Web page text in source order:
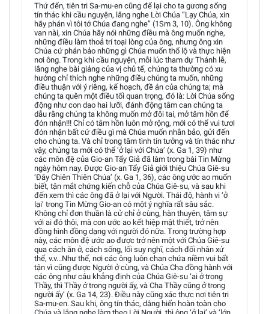
Thứ đến, tiên tri Sa-mu-en cũng để lại cho ta gương sống
tín thác khi cầu nguyện, lắng nghe Lời Chúa “Lạy Chúa, xin
hãy phán vì tôi tớ Chúa đang nghe” (1Sm 3, 10). Ông không
van nài, xin Chúa hãy nói những điều mà ông muốn nghe,
những điều làm thoả trí toại lòng của ông, nhưng ông xin
Chúa cứ phán bảo những gì Chúa muốn thổ lộ và thực hiện
nơi ông. Trong khi cầu nguyện, mỗi lúc tham dự Thánh lễ,
lắng nghe bài giảng của vị chủ tế, chúng ta thường có xu
hướng chỉ thích nghe những điều chúng ta muốn, những
điều thuận với ý riêng, kế hoạch, đề án của chúng ta; mà
chúng ta quên một điều tối quan trọng, đó là: Lời Chúa sống
động như con dao hai lưỡi, đánh động tâm can chúng ta
dẫu rằng chúng ta không muốn mở đôi tai, mở tâm hồn để
đón nhận!!! Chỉ có tâm hồn luôn mở rộng, mới có thể vui tươi
đón nhận bất cứ điều gì mà Chúa muốn nhắn bảo, gửi đến
cho chúng ta. Và chỉ trong tâm tình tin tưởng và tín thác như
vậy, chúng ta mới có thể ‘ở lại với Chúa’ (x. Ga 1, 39) như
các môn đệ của Gio-an Tẩy Giả đã làm trong bài Tin Mừng
ngày hôm nay. Được Gio-an Tẩy Giả giới thiệu Chúa Giê-su
‘Đây Chiên Thiên Chúa’ (x. Ga 1, 36), các ông ước ao muốn
biết, tận mắt chứng kiến chỗ của Chúa Giê-su, và sau khi
đến xem thì các ông đã ở lại với Người. Thái độ, hành vi ‘ở
lại’ trong Tin Mừng Gio-an có một ý nghĩa rất sâu sắc.
Không chỉ đơn thuần là cử chỉ ở cùng, hàn thuyên, tâm sự
với ai đó thôi, mà con ước ao kết hiệp mật thiết, trở nên
đồng hình đồng dạng với người đó nữa. Trong trường hợp
này, các môn đệ ước ao được trở nên một với Chúa Giê-su
qua cách ăn ở, cách sống, lối suy nghĩ, cách đối nhân xử
thế, v.v...Như thế, nơi các ông luôn chan chứa niềm vui bất
tận vì cũng được Người ở cùng, và Chúa Cha đồng hành với
các ông như câu khẳng định của Chúa Giê-su ‘ai ở trong
Thầy, thì Thầy ở trong người ấy, và Cha Thầy cũng ở trong
người ấy’ (x. Ga 14, 23). Điều này cũng xác thực nơi tiên tri
Sa-mu-en. Sau khi, ông tín thác, dâng hiến hoàn toàn cho